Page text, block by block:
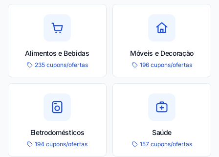
Alimentos e Bebidas
235 cupons/ofertas
Móveis e Decoração
196 cupons/ofertas
Eletrodomésticos
194 cupons/ofertas
Saúde
157 cupons/ofertas